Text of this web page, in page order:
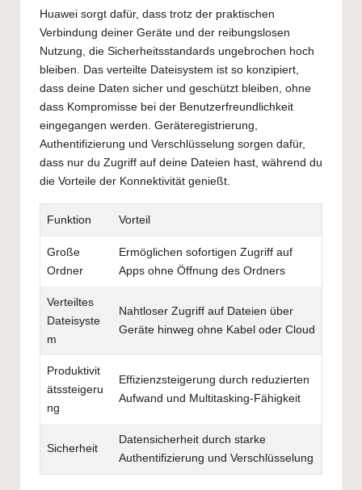
Huawei sorgt dafür, dass trotz der praktischen
Verbindung deiner Geräte und der reibungslosen
Nutzung, die Sicherheitsstandards ungebrochen hoch
bleiben. Das verteilte Dateisystem ist so konzipiert,
dass deine Daten sicher und geschützt bleiben, ohne
dass Kompromisse bei der Benutzerfreundlichkeit
eingegangen werden. Geräteregistrierung,
Authentifizierung und Verschlüsselung sorgen dafür,
dass nur du Zugriff auf deine Dateien hast, während du
die Vorteile der Konnektivität genießt.
Funktion Vorteil
Große
Ordner
Ermöglichen sofortigen Zugriff auf
Apps ohne Öffnung des Ordners
Verteiltes
Dateisyste
m
Nahtloser Zugriff auf Dateien über
Geräte hinweg ohne Kabel oder Cloud
Produktivit
ätssteigeru
ng
Effizienzsteigerung durch reduzierten
Aufwand und Multitasking-Fähigkeit
Sicherheit
Datensicherheit durch starke
Authentifizierung und Verschlüsselung